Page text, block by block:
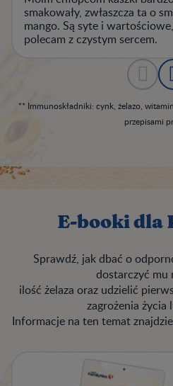
smakowały, zwłaszcza ta o
mango. Są syte i wartościowe,
polecam z czystym sercem.
** Immunoskładniki: cynk, żelazo,
przepisami
E-booki dla
Sprawdź, jak dbać o
dostarczyć mu
ilość żelaza oraz udzielić
zagrożenia życia
Informacje na ten temat